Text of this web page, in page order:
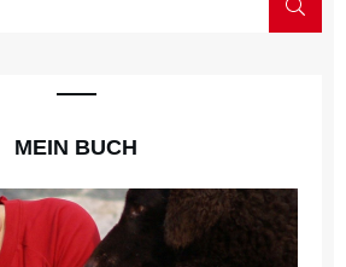
MEIN BUCH